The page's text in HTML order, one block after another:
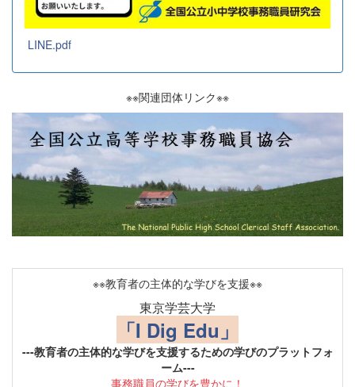
LINE.pdf
※※関連団体リンク※※
※※教育者の主体的な学びを支援※※
東京学芸大学
「I Dig Edu」
---教育者の主体的な学びを支援するための学びのプラットフォ
ーム---
事務職員の学びを豊かに！